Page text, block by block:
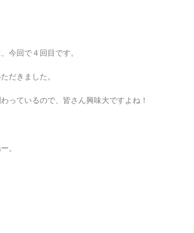
今回で４回目です。
だきました。
っているので、皆さん興味大ですよね！
。